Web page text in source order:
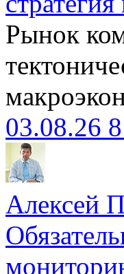
Рынок
03.08.26
Алексей